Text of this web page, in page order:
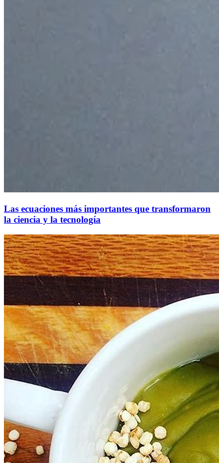
Las ecuaciones más importantes que transformaron
la ciencia y la tecnología